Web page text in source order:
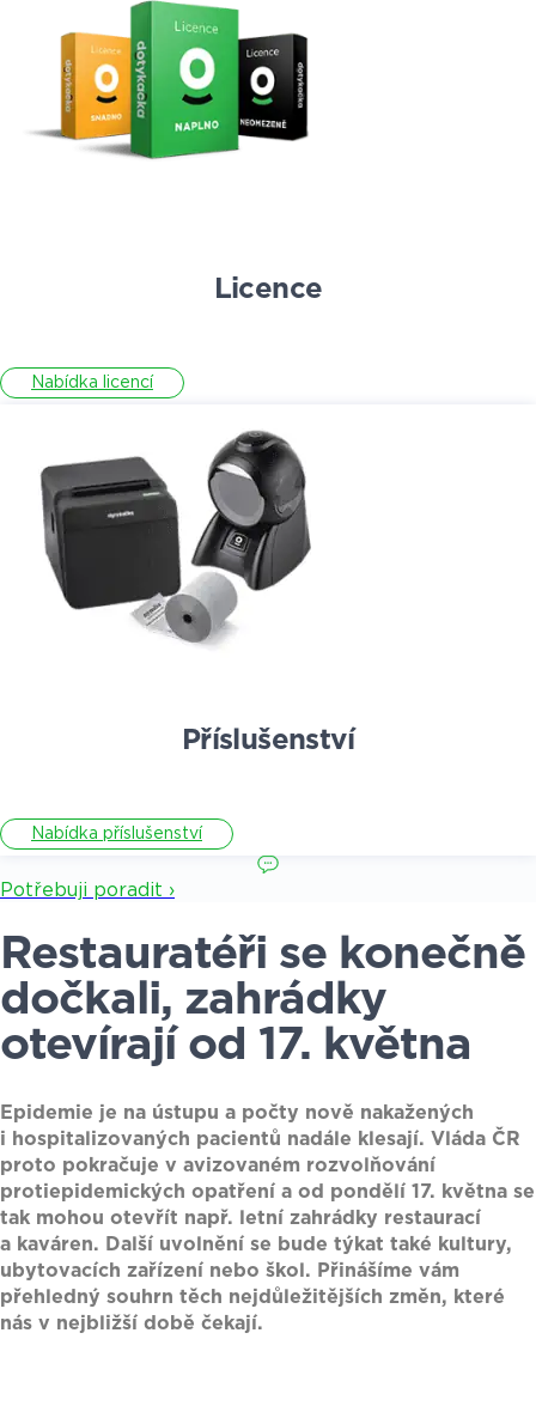
Licence
Nabídka licencí
Příslušenství
Nabídka příslušenství
Potřebuji poradit ›
Restauratéři se konečně
dočkali, zahrádky
otevírají od 17. května
Epidemie je na ústupu a počty nově nakažených
i hospitalizovaných pacientů nadále klesají. Vláda ČR
proto pokračuje v avizovaném rozvolňování
protiepidemických opatření a od pondělí 17. května se
tak mohou otevřít např. letní zahrádky restaurací
a kaváren. Další uvolnění se bude týkat také kultury,
ubytovacích zařízení nebo škol. Přinášíme vám
přehledný souhrn těch nejdůležitějších změn, které
nás v nejbližší době čekají.